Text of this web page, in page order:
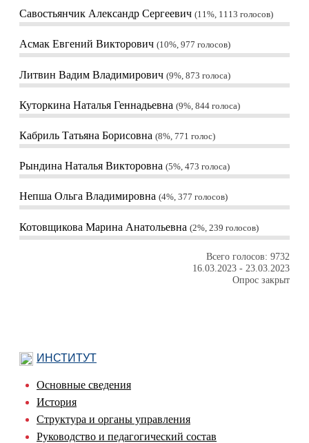
Савостьянчик Александр Сергеевич 11%, 1113 голосов
Асмак Евгений Викторович 10%, 977 голосов
Литвин Вадим Владимирович 9%, 873 голоса
Куторкина Наталья Геннадьевна 9%, 844 голоса
Кабриль Татьяна Борисовна 8%, 771 голос
Рындина Наталья Викторовна 5%, 473 голоса
Непша Ольга Владимировна 4%, 377 голосов
Котовщикова Марина Анатольевна 2%, 239 голосов
Всего голосов: 9732
16.03.2023 - 23.03.2023
Опрос закрыт
ИНСТИТУТ
Основные сведения
История
Структура и органы управления
Руководство и педагогический состав